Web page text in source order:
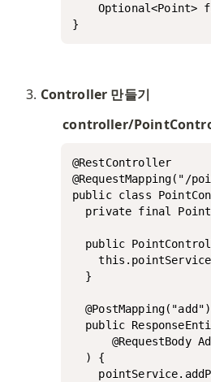
}
Controller 만들기
controller/
@RestController
@RequestMapping("/
public class
private final
public
  }
  @PostMapping("add")
public
@RequestBody
  ) {